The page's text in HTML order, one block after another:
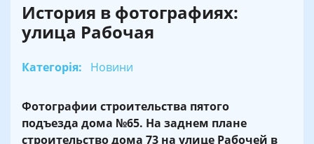
История в фотографиях:
улица Рабочая
Категорія: Новини
Фотографии строительства пятого
подъезда дома №65. На заднем плане
строительство дома 73 на улице Рабочей в